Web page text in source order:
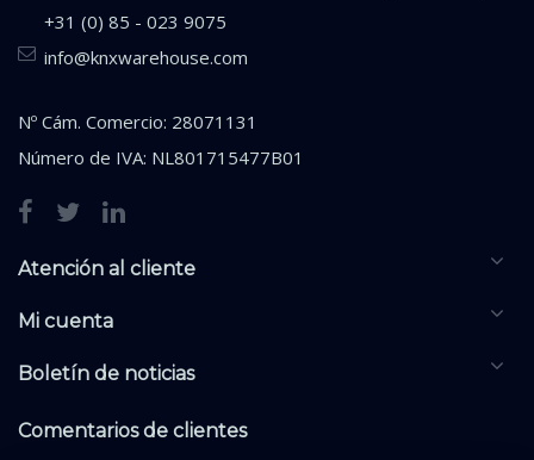
+31 (0) 85 - 023 9075
info@knxwarehouse.com
Nº Cám. Comercio: 28071131
Número de IVA: NL801715477B01
Atención al cliente
Mi cuenta
Boletín de noticias
Comentarios de clientes